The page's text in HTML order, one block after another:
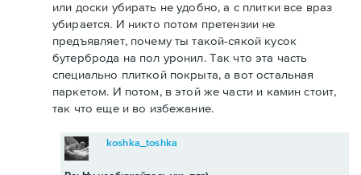
или доски убирать не удобно, а с плитки все враз
убирается. И никто потом претензии не
предъявляет, почему ты такой-сякой кусок
бутерброда на пол уронил. Так что эта часть
специально плиткой покрыта, а вот остальная
паркетом. И потом, в этой же части и камин стоит,
так что еще и во избежание.
koshka_toshka